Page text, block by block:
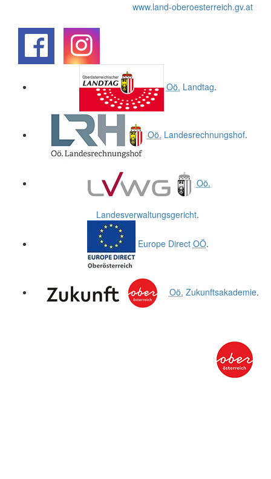
www.land-oberoesterreich.gv.at
Oö. Landtag.
Oö. Landesrechnungshof.
Oö.
Landesverwaltungsgericht.
Europe Direct OÖ.
Oö. Zukunftsakademie.